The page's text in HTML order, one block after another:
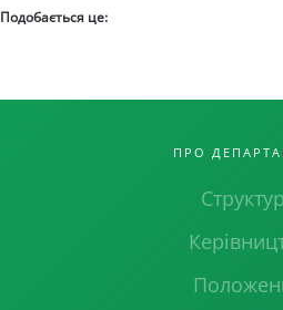
Подобається це:
ПРО